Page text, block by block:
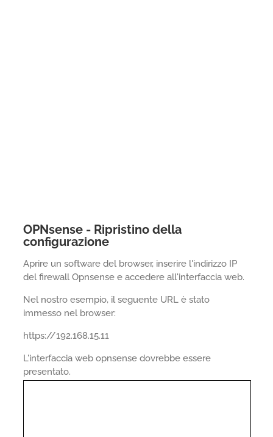
OPNsense - Ripristino della
configurazione
Aprire un software del browser, inserire l'indirizzo IP
del firewall Opnsense e accedere all'interfaccia web.
Nel nostro esempio, il seguente URL è stato
immesso nel browser:
https://192.168.15.11
L'interfaccia web opnsense dovrebbe essere
presentato.